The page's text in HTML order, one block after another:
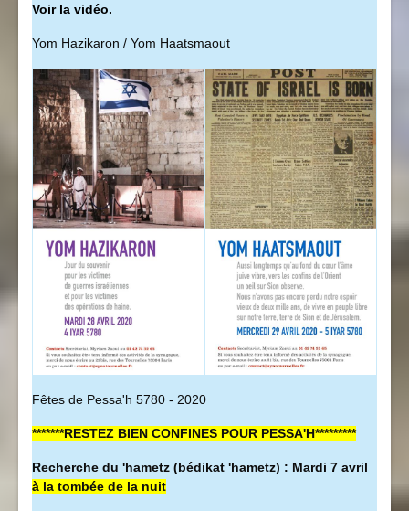
Voir la vidéo.
Yom Hazikaron / Yom Haatsmaout
Fêtes de Pessa'h 5780 - 2020
*******RESTEZ BIEN CONFINES POUR PESSA'H*********
Recherche du 'hametz (bédikat 'hametz) : Mardi 7 avril
à la tombée de la nuit